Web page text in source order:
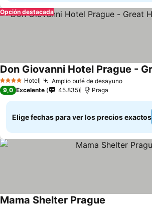
Opción destacada
4 EstrellasHotel Amplio bufé de desayuno
9,0 Excelente 45.835 Praga
Elige fechas para ver los precios exactos
Mama Shelter Prague